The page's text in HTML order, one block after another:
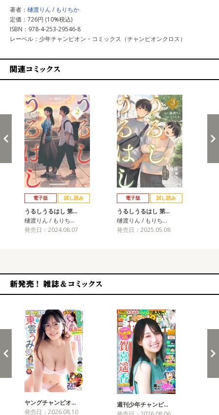
著者： 樋渡りん / もりちか
定価：726円 (10%税込)
ISBN：978-4-253-29546-8
レーベル：少年チャンピオン・コミックス（チャンピオンクロス）
電子版 試し読み
うるしうるはし 第…
樋渡りん / もりち…
発売日：2024.08.07
電子版 試し読み
うるしうるはし 第…
樋渡りん / もりち…
発売日：2025.05.08
ヤングチャンピオ…
発売日：2026.08.10
週刊少年チャンピ…